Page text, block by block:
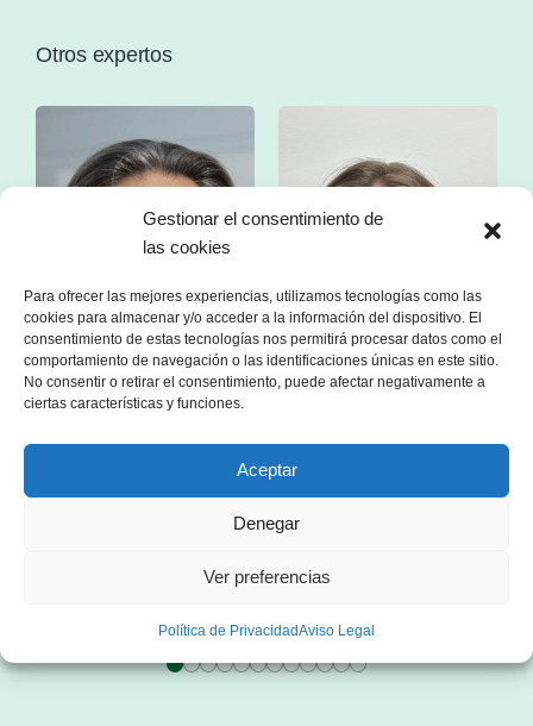
Gestionar el consentimiento de
las cookies
Para ofrecer las mejores experiencias, utilizamos tecnologías como las
cookies para almacenar y/o acceder a la información del dispositivo. El
consentimiento de estas tecnologías nos permitirá procesar datos como el
comportamiento de navegación o las identificaciones únicas en este sitio.
No consentir o retirar el consentimiento, puede afectar negativamente a
ciertas características y funciones.
Aceptar
Denegar
Ver preferencias
Política de PrivacidadAviso Legal
Otros expertos
Sr. Franc Comino Sra. Esther Zorzano